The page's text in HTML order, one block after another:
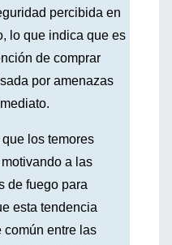
percibida en
lo que indica que es
de comprar
por amenazas
los temores
a las
de fuego para
esta tendencia
común entre las